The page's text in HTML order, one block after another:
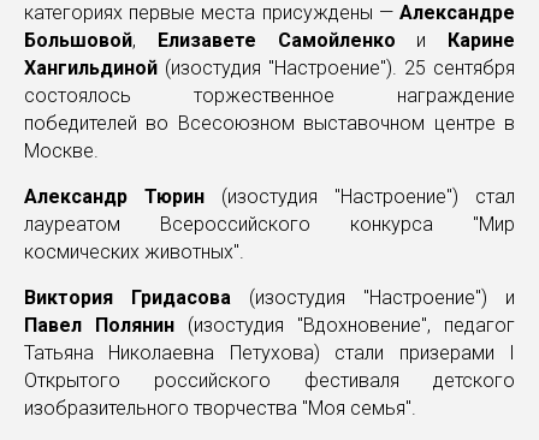
категориях первые места присуждены — Александре
Большовой, Елизавете Самойленко и
Карине
Хангильдиной (изостудия "Настроение"). 25 сентября
состоялось торжественное награждение
победителей во Всесоюзном выставочном центре в
Москве.
Александр Тюрин (изостудия "Настроение") стал
лауреатом Всероссийского конкурса "Мир
космических животных".
Виктория Гридасова (изостудия "Настроение") и
Павел Полянин (изостудия "Вдохновение", педагог
Татьяна Николаевна Петухова) стали призерами I
Открытого российского фестиваля детского
изобразительного творчества "Моя семья".